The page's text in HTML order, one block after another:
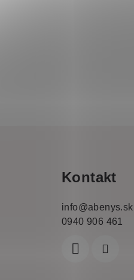
Kontakt
info@abenys.sk
0940 906 461